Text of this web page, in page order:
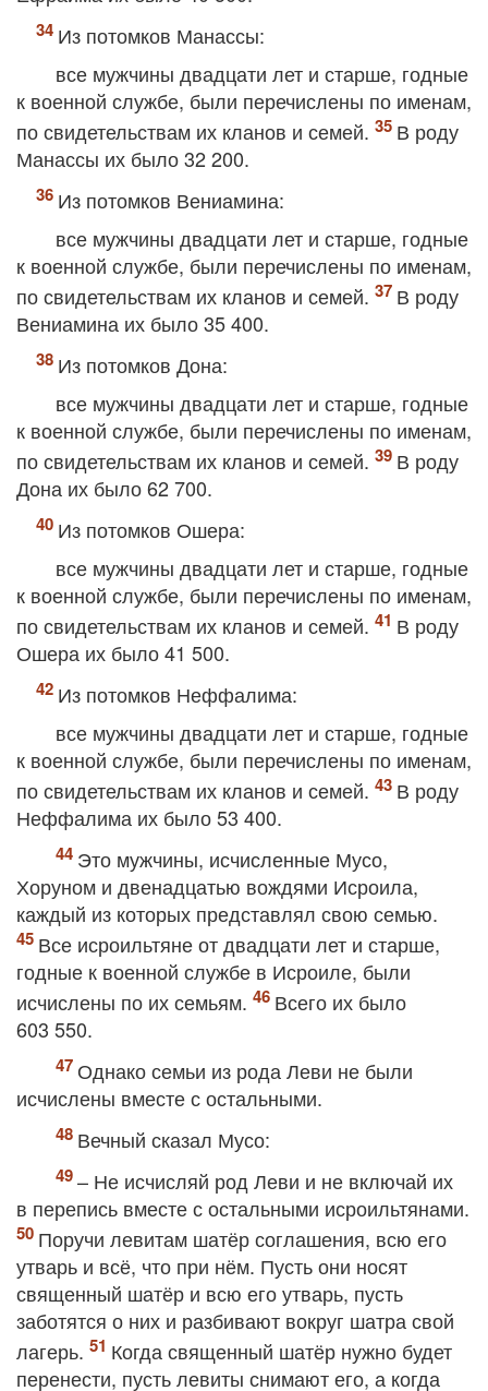
Из потомков Манассы:
все мужчины двадцати лет и старше, годные
к военной службе, были перечислены по именам,
по свидетельствам их кланов и семей.
В роду
Манассы их было 32 200.
Из потомков Вениамина:
все мужчины двадцати лет и старше, годные
к военной службе, были перечислены по именам,
по свидетельствам их кланов и семей.
В роду
Вениамина их было 35 400.
Из потомков Дона:
все мужчины двадцати лет и старше, годные
к военной службе, были перечислены по именам,
по свидетельствам их кланов и семей.
В роду
Дона их было 62 700.
Из потомков Ошера:
все мужчины двадцати лет и старше, годные
к военной службе, были перечислены по именам,
по свидетельствам их кланов и семей.
В роду
Ошера их было 41 500.
Из потомков Неффалима:
все мужчины двадцати лет и старше, годные
к военной службе, были перечислены по именам,
по свидетельствам их кланов и семей.
В роду
Неффалима их было 53 400.
Это мужчины, исчисленные Мусо,
Хоруном и двенадцатью вождями Исроила,
каждый из которых представлял свою семью.
Все исроильтяне от двадцати лет и старше,
годные к военной службе в Исроиле, были
исчислены по их семьям.
Всего их было
603 550.
Однако семьи из рода Леви не были
исчислены вместе с остальными.
Вечный сказал Мусо:
– Не исчисляй род Леви и не включай их
в перепись вместе с остальными исроильтянами.
Поручи левитам шатёр соглашения, всю его
утварь и всё, что при нём. Пусть они носят
священный шатёр и всю его утварь, пусть
заботятся о них и разбивают вокруг шатра свой
лагерь.
Когда священный шатёр нужно будет
перенести, пусть левиты снимают его, а когда